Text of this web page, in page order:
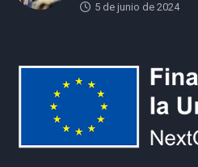
5 de junio de 2024